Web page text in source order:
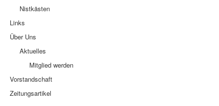
Nistkästen
Links
Über Uns
Aktuelles
Mitglied werden
Vorstandschaft
Zeitungsartikel